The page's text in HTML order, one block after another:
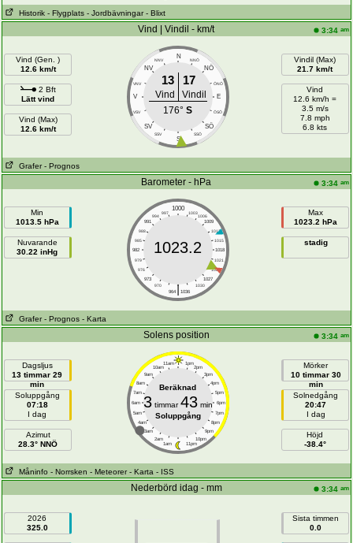
Historik - Flygplats - Jordbävningar - Blixt
Vind | Vindil - km/t 3:34 am
Vind (Gen. )
12.6 km/t
2 Bft
Lätt vind
Vind (Max)
12.6 km/t
N
NNV NNÖ
NV NÖ
VNV ÖNÖ
V E
VSV ÖSÖ
SV SÖ
SSV SSÖ
S
13 17
Vind
Vindil
176°S
Vindil (Max)
21.7 km/t
Vind
12.6 km/h =
3.5 m/s
7.8 mph
6.8 kts
Grafer - Prognos
Barometer - hPa 3:34 am
Min
1013.5 hPa
Nuvarande
30.22 inHg
1000
997 1003
994
1006
991
1009
988
1012
985
1015
982
1018
979
1021
976
1024
973
1027
970
1030
|
964 1036
1023.2
Max
1023.2 hPa
stadig
Grafer - Prognos - Karta
Solens position 3:34 am
Dagsljus
13 timmar 29
min
Soluppgång
07:18
I dag
Azimut
28.3° NNÖ
11am 1pm
10am 2pm
9am 3pm
8am 4pm
7am 5pm
6am 6pm
5am 7pm
4am 8pm
3am 9pm
2am 10pm
1am 11pm
Beräknad
3timmar43min
Soluppgång
Mörker
10 timmar 30
min
Solnedgång
20:47
I dag
Höjd
-38.4°
Måninfo - Norrsken - Meteorer - Karta - ISS
Nederbörd idag - mm 3:34 am
2026
325.0
Sista timmen
0.0